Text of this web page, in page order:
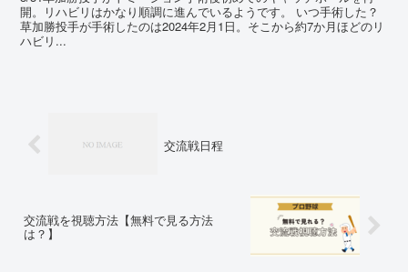
開。リハビリはかなり順調に進んでいるようです。 いつ手術した？
草加勝投手が手術したのは2024年2月1日。そこから約7か月ほどのリ
ハビリ...
交流戦日程
交流戦を視聴方法【無料で見る方法
は？】